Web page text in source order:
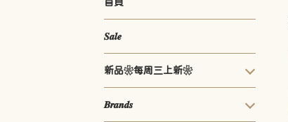
𝑺𝒂𝒍𝒆
新品❀每周三上新❀
𝑩𝒓𝒂𝒏𝒅𝒔